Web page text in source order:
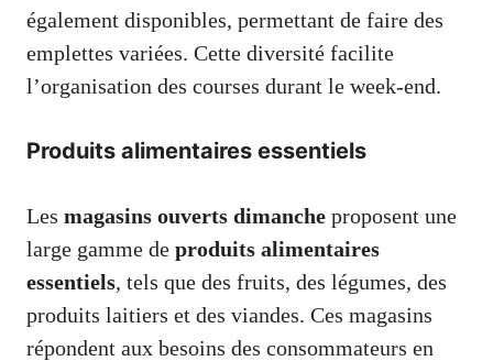
également disponibles, permettant de faire des
emplettes variées. Cette diversité facilite
l’organisation des courses durant le week-end.
Produits alimentaires essentiels
Les magasins ouverts dimanche proposent une
large gamme de produits alimentaires
essentiels, tels que des fruits, des légumes, des
produits laitiers et des viandes. Ces magasins
répondent aux besoins des consommateurs en